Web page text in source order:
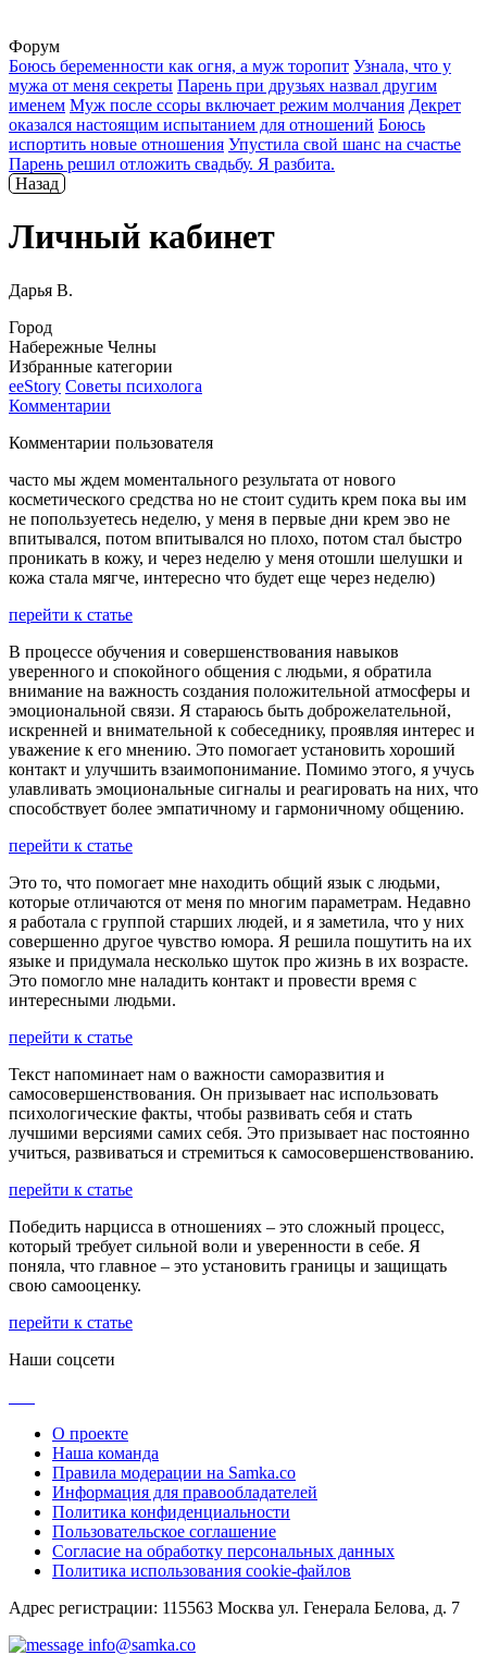
Форум
Боюсь беременности как огня, а муж торопит Узнала, что у
мужа от меня секреты Парень при друзьях назвал другим
именем Муж после ссоры включает режим молчания Декрет
оказался настоящим испытанием для отношений Боюсь
испортить новые отношения Упустила свой шанс на счастье
Парень решил отложить свадьбу. Я разбита.
Назад
Личный кабинет
Дарья В.
Город
Набережные Челны
Избранные категории
ееStory Советы психолога
Комментарии
Комментарии пользователя
часто мы ждем моментального результата от нового
косметического средства но не стоит судить крем пока вы им
не попользуетесь неделю, у меня в первые дни крем эво не
впитывался, потом впитывался но плохо, потом стал быстро
проникать в кожу, и через неделю у меня отошли шелушки и
кожа стала мягче, интересно что будет еще через неделю)
перейти к статье
В процессе обучения и совершенствования навыков
уверенного и спокойного общения с людьми, я обратила
внимание на важность создания положительной атмосферы и
эмоциональной связи. Я стараюсь быть доброжелательной,
искренней и внимательной к собеседнику, проявляя интерес и
уважение к его мнению. Это помогает установить хороший
контакт и улучшить взаимопонимание. Помимо этого, я учусь
улавливать эмоциональные сигналы и реагировать на них, что
способствует более эмпатичному и гармоничному общению.
перейти к статье
Это то, что помогает мне находить общий язык с людьми,
которые отличаются от меня по многим параметрам. Недавно
я работала с группой старших людей, и я заметила, что у них
совершенно другое чувство юмора. Я решила пошутить на их
языке и придумала несколько шуток про жизнь в их возрасте.
Это помогло мне наладить контакт и провести время с
интересными людьми.
перейти к статье
Текст напоминает нам о важности саморазвития и
самосовершенствования. Он призывает нас использовать
психологические факты, чтобы развивать себя и стать
лучшими версиями самих себя. Это призывает нас постоянно
учиться, развиваться и стремиться к самосовершенствованию.
перейти к статье
Победить нарцисса в отношениях – это сложный процесс,
который требует сильной воли и уверенности в себе. Я
поняла, что главное – это установить границы и защищать
свою самооценку.
перейти к статье
Наши соцсети
О проекте
Наша команда
Правила модерации на Samka.co
Информация для правообладателей
Политика конфиденциальности
Пользовательское соглашение
Согласие на обработку персональных данных
Политика использования cookie-файлов
Адрес регистрации: 115563 Москва ул. Генерала Белова, д. 7
info@samka.co